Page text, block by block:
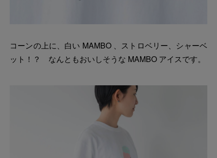
コーンの上に、白い MAMBO 、ストロベリー、シャーベ
ット！？ なんともおいしそうな MAMBO アイスです。